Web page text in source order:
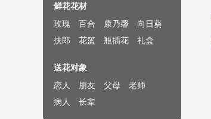
鲜花花材
玫瑰
百合 康乃馨
向日葵
扶郎
花篮 瓶插花 礼盒
送花对象
恋人
朋友 父母
老师
病人
长辈